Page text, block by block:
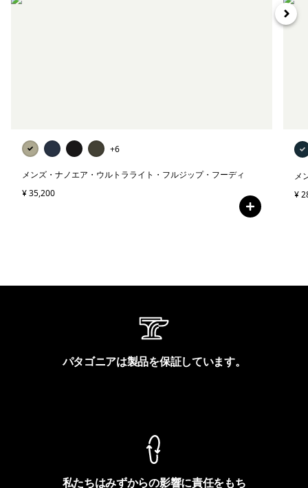
+6
メンズ・ナノエア・ウルトラライト・フルジップ・フーディ
¥ 35,200
メ
¥
パタゴニアは製品を保証しています。
私たちはみずからの影響に責任をもち